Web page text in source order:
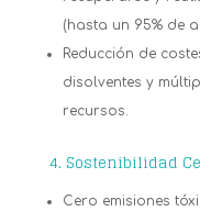
(hasta un 95% de
Reducción de
disolventes y
recursos.
4. Sostenibilidad
Cero emisiones